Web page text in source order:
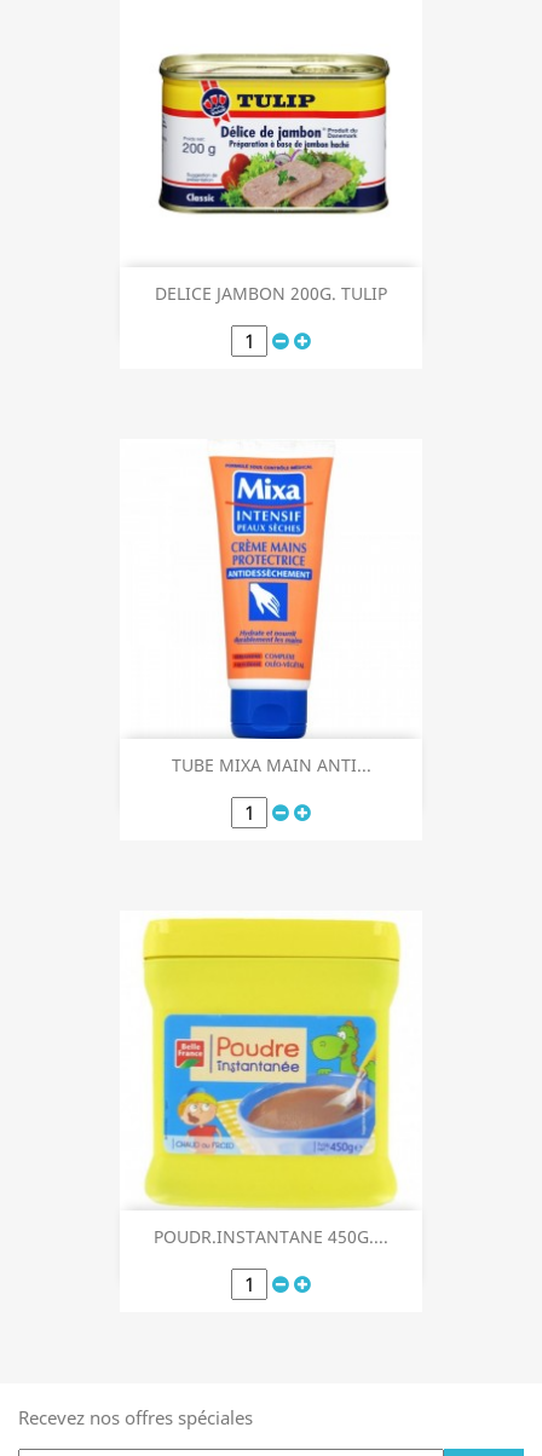
DELICE JAMBON 200G. TULIP
TUBE MIXA MAIN ANTI...
POUDR.INSTANTANE 450G....
Recevez nos offres spéciales